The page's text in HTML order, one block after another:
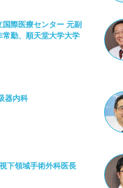
際医療センター 元副
常勤、順天堂大学大学
器内科
下領域手術外科医長